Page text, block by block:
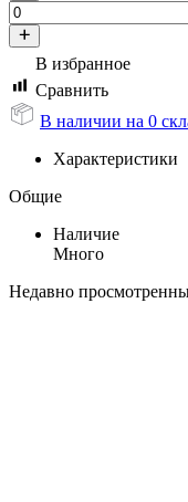
В избранное
Сравнить
В наличии на 0
Характеристики
Общие
Наличие
Много
Недавно